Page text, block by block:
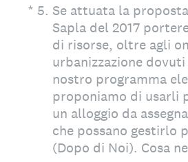
* 5. Se attuata la
Sapla del 2017
di risorse, oltre agli
urbanizzazione
nostro programma
proponiamo di usarli
un alloggio da
che possano gestirlo
(Dopo di Noi). Cosa
(Obbligatorio)